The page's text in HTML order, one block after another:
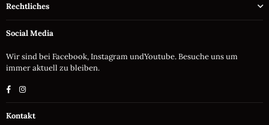
Rechtliches
Social Media
Wir sind bei Facebook, Instagram undYoutube. Besuche uns um
immer aktuell zu bleiben.
FacebookInstagram
Kontakt